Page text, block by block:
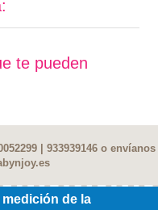
te pueden
| 933939146 o envíanos
de la